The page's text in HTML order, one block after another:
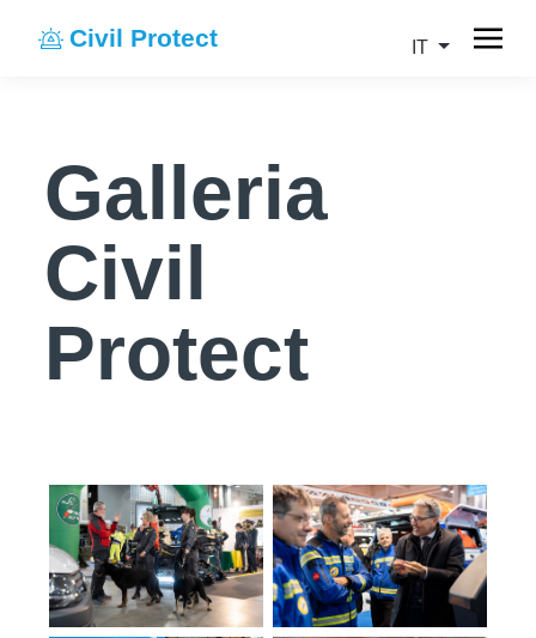
Civil Protect IT
Galleria
Civil
Protect